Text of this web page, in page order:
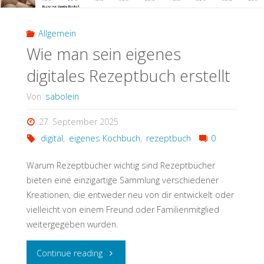
Allgemein
Wie man sein eigenes
digitales Rezeptbuch erstellt
Von sabolein
27. September 2025
digital, eigenes Kochbuch, rezeptbuch 0
Warum Rezeptbücher wichtig sind Rezeptbücher
bieten eine einzigartige Sammlung verschiedener
Kreationen, die entweder neu von dir entwickelt oder
vielleicht von einem Freund oder Familienmitglied
weitergegeben wurden.
Continue reading"Wie